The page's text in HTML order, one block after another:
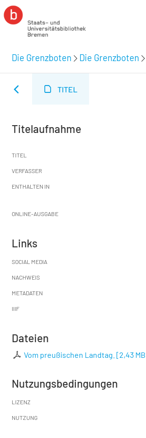
Die Grenzboten Die Grenzboten
TITEL
Titelaufnahme
TITEL
VERFASSER
ENTHALTEN IN
ONLINE-AUSGABE
Links
SOCIAL MEDIA
NACHWEIS
METADATEN
IIIF
Dateien
Vom preußischen Landtag. [2,43 MB
Nutzungsbedingungen
LIZENZ
NUTZUNG